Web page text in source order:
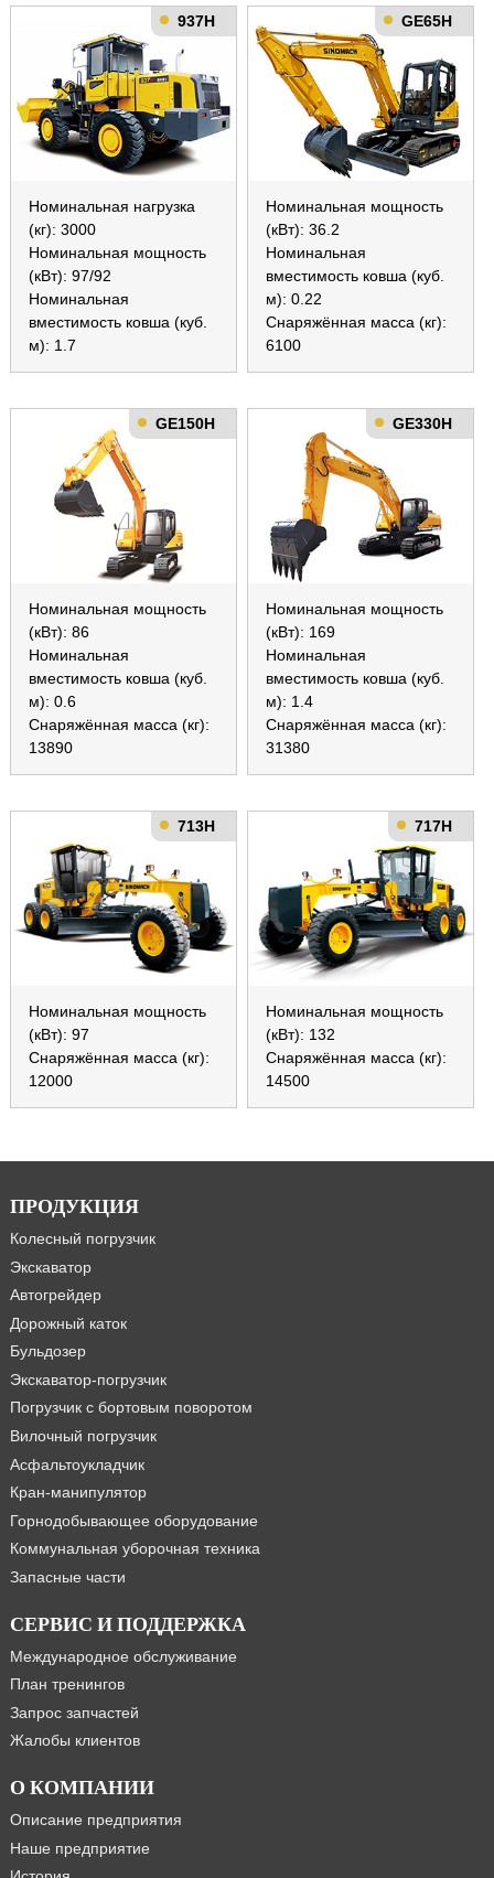
937H
Номинальная нагрузка
(кг): 3000
Номинальная мощность
(кВт): 97/92
Номинальная
вместимость ковша (куб.
м): 1.7
GE65H
Номинальная мощность
(кВт): 36.2
Номинальная
вместимость ковша (куб.
м): 0.22
Снаряжённая масса (кг):
6100
GE150H
Номинальная мощность
(кВт): 86
Номинальная
вместимость ковша (куб.
м): 0.6
Снаряжённая масса (кг):
13890
GE330H
Номинальная мощность
(кВт): 169
Номинальная
вместимость ковша (куб.
м): 1.4
Снаряжённая масса (кг):
31380
713H
Номинальная мощность
(кВт): 97
Снаряжённая масса (кг):
12000
717H
Номинальная мощность
(кВт): 132
Снаряжённая масса (кг):
14500
ПРОДУКЦИЯ
Колесный погрузчик
Экскаватор
Автогрейдер
Дорожный каток
Бульдозер
Экскаватор-погрузчик
Погрузчик с бортовым поворотом
Вилочный погрузчик
Асфальтоукладчик
Кран-манипулятор
Горнодобывающее оборудование
Коммунальная уборочная техника
Запасные части
СЕРВИС И ПОДДЕРЖКА
Международное обслуживание
План тренингов
Запрос запчастей
Жалобы клиентов
О КОМПАНИИ
Описание предприятия
Наше предприятие